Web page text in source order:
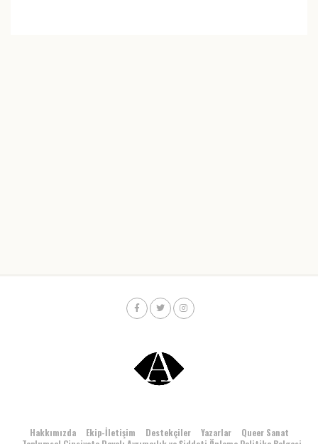
Hakkımızda Ekip-İletişim Destekçiler Yazarlar
Queer Sanat